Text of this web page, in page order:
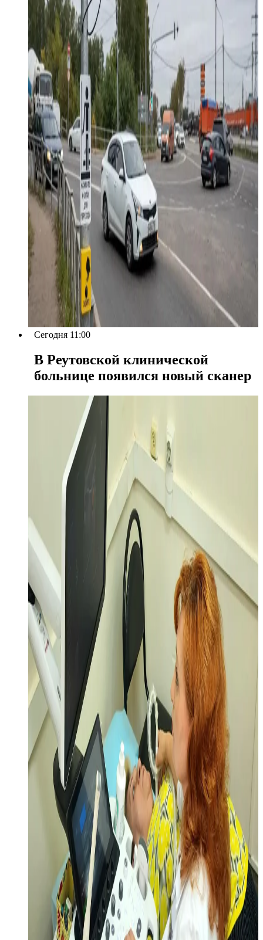
Сегодня 11:00
В Реутовской клинической
больнице появился новый сканер